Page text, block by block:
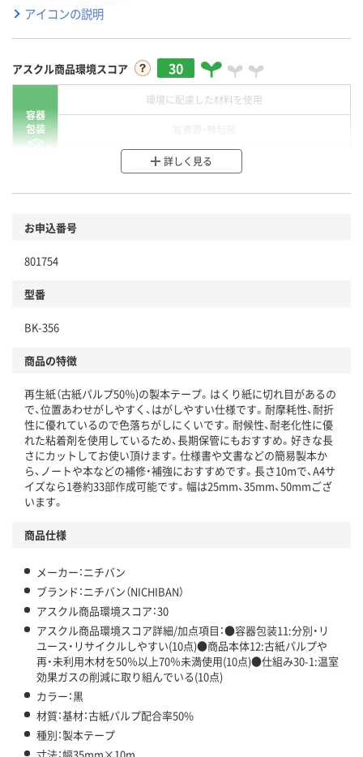
アイコンの説明
アスクル商品環境スコア 30
容器
包装
環境に配慮した材料を使用
分別・リサイクルしやすい設計
本体
仕組
この商品の環境配慮ポイントです。下記商品詳細「
アスクル商品環境スコア詳細／加点項目
」で確認できます。
詳しく見る
お申込番号
801754
型番
BK-356
商品の特徴
再生紙（古紙パルプ50％)の製本テープ。はくり紙に切れ目があるの
で、位置あわせがしやすく、はがしやすい仕様です。耐摩耗性、耐折
性に優れているので色落ちがしにくいです。耐候性、耐老化性に優
れた粘着剤を使用しているため、長期保管にもおすすめ。好きな長
さにカットしてお使い頂けます。仕様書や文書などの簡易製本か
ら、ノートや本などの補修・補強におすすめです。長さ10mで、A4サ
イズなら1巻約33部作成可能です。幅は25mm、35mm、50mmござ
います。
商品仕様
メーカー：ニチバン
ブランド：ニチバン（NICHIBAN）
アスクル商品環境スコア：30
アスクル商品環境スコア詳細/加点項目：●容器包装11:分別・リ
ユース・リサイクルしやすい(10点)●商品本体12:古紙パルプや
再・未利用木材を50％以上70％未満使用(10点)●仕組み30-1:温室
効果ガスの削減に取り組んでいる(10点)
カラー：黒
材質：基材：古紙パルプ配合率50%
種別：製本テープ